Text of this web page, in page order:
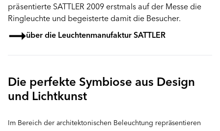
präsentierte SATTLER 2009 erstmals auf der Messe die
Ringleuchte und begeisterte damit die Besucher.
über die Leuchtenmanufaktur SATTLER
Die perfekte Symbiose aus Design
und Lichtkunst
Im Bereich der architektonischen Beleuchtung repräsentieren